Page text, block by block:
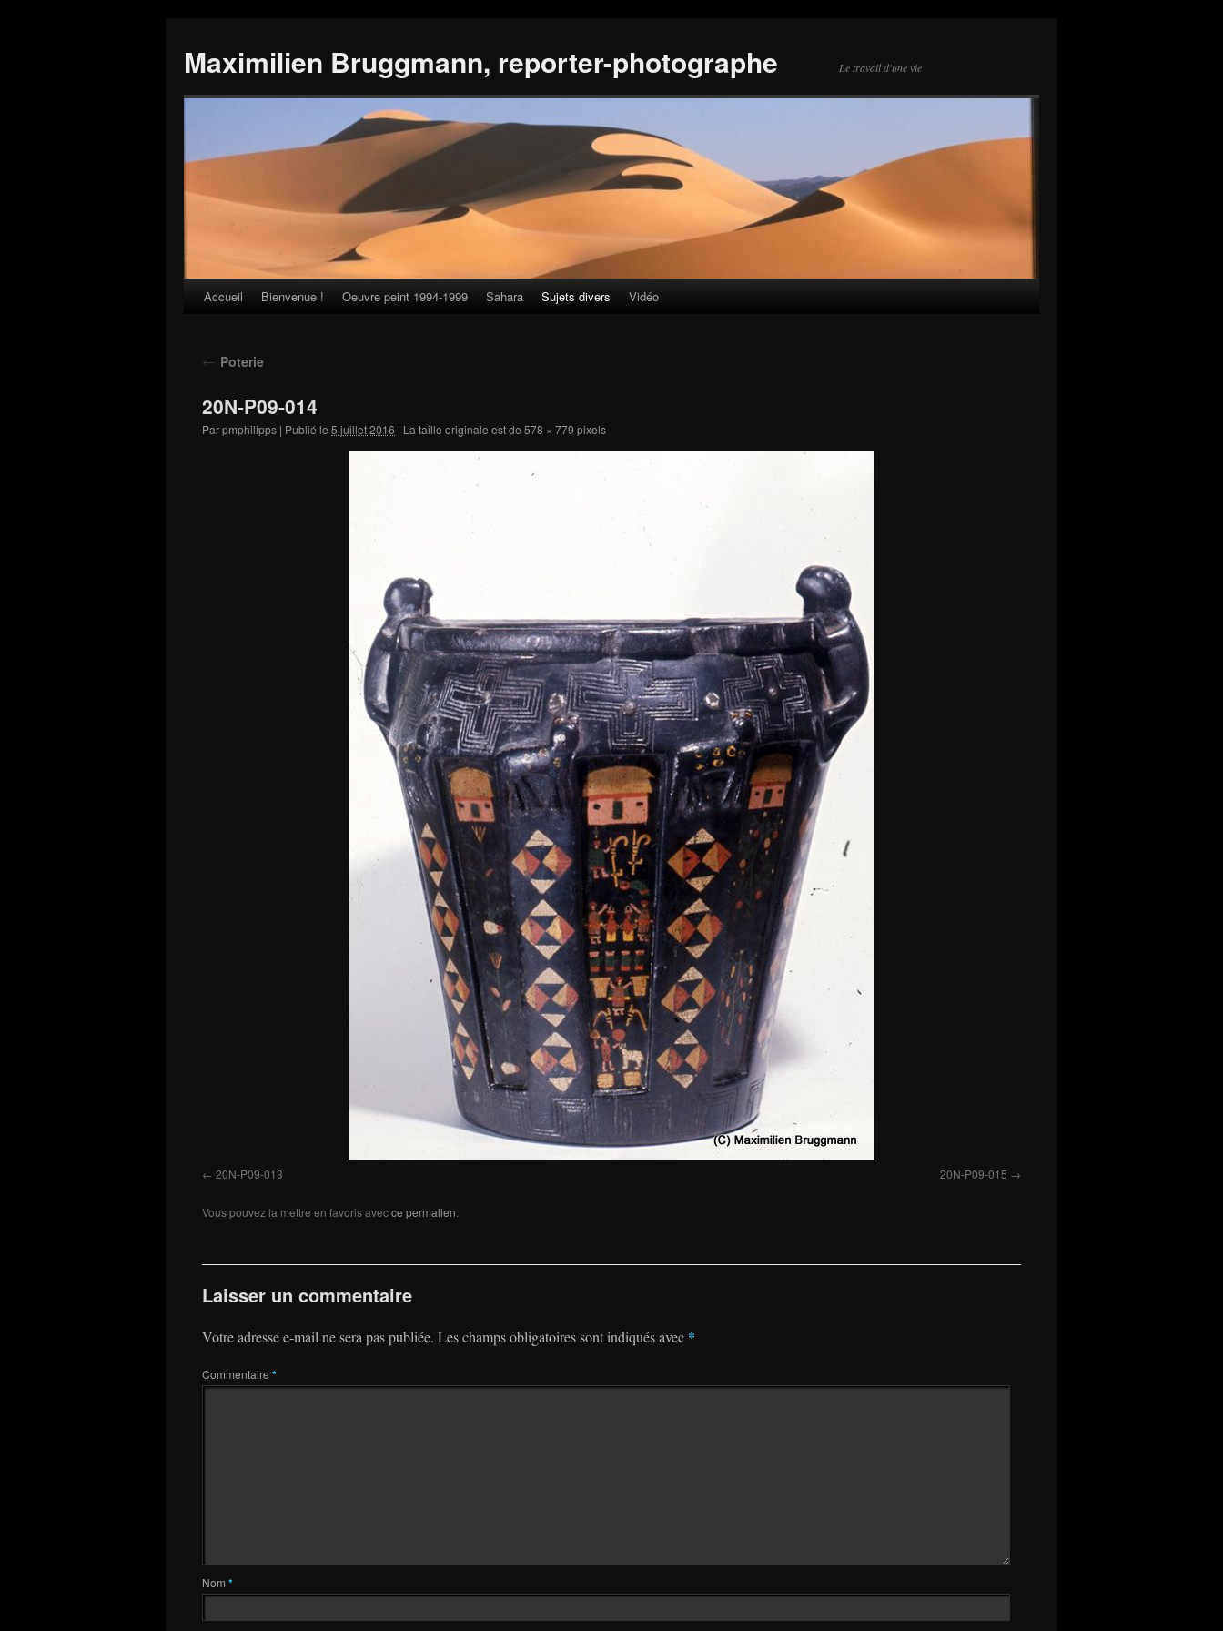
Maximilien Bruggmann, reporter-photographe Le travail d'une vie
Skip
content
Accueil Bienvenue ! Oeuvre peint 1994-1999 Sahara Sujets divers Vidéo
← Poterie
20N-P09-014
Parpmphilipps | Publié le 5 juillet 2016 | La taille originale est de 578 × 779 pixels
20N-P09-013 20N-P09-015
Vous pouvez la mettre en favoris avecce permalien
Laisser un commentaire
Votre adresse e-mail ne sera pas publiée. Les champs obligatoires sont indiqués avec *
Commentaire *
Nom *